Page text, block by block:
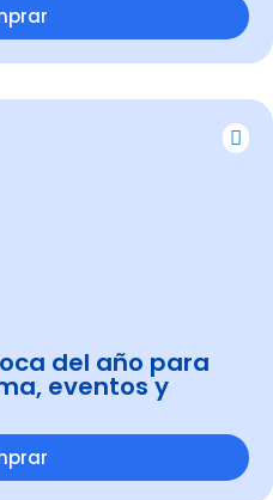
del año para
eventos y